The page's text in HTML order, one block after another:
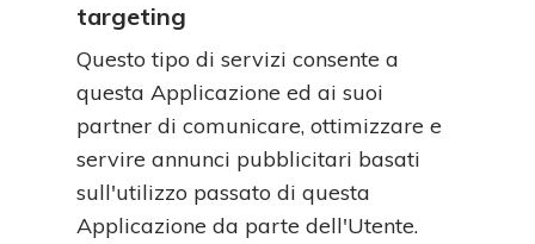
trattati:
targeting
Questo tipo di servizi consente a
questa Applicazione ed ai suoi
partner di comunicare, ottimizzare e
servire annunci pubblicitari basati
sull'utilizzo passato di questa
Applicazione da parte dell'Utente.